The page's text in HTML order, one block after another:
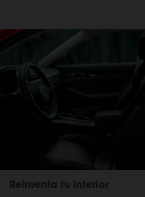
Reinventa tu interior